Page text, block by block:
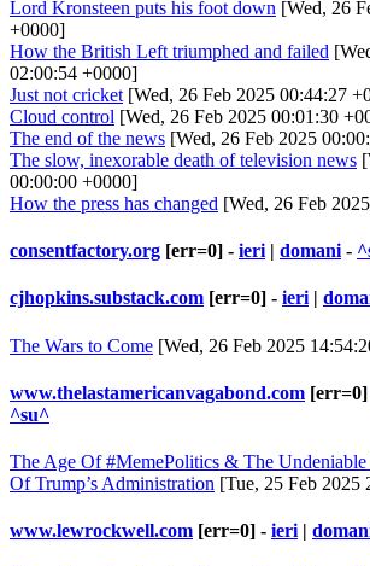
Lord Kronsteen puts his foot down [Wed, 26
+0000]
How the British Left triumphed and failed
02:00:54 +0000]
Just not cricket [Wed, 26 Feb 2025 00:44:27
Cloud control [Wed, 26 Feb 2025 00:01:30
The end of the news [Wed, 26 Feb 2025
The slow, inexorable death of television news
00:00:00 +0000]
How the press has changed [Wed, 26 Feb
consentfactory.org [err=0] - ieri | domani -
cjhopkins.substack.com [err=0] - ieri |
The Wars to Come [Wed, 26 Feb 2025
www.thelastamericanvagabond.com [err=0]
^su^
The Age Of #MemePolitics & The Undeniable
Of Trump’s Administration [Tue, 25 Feb 2025
www.lewrockwell.com [err=0] - ieri |